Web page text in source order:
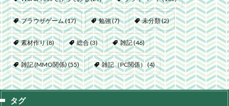
ブラウザゲーム(17) 勉強(7) 未分類(2)
素材作り(8) 総合(3) 雑記(46)
雑記 (MMO関係)(55) 雑記（PC関係）(4)
タグ